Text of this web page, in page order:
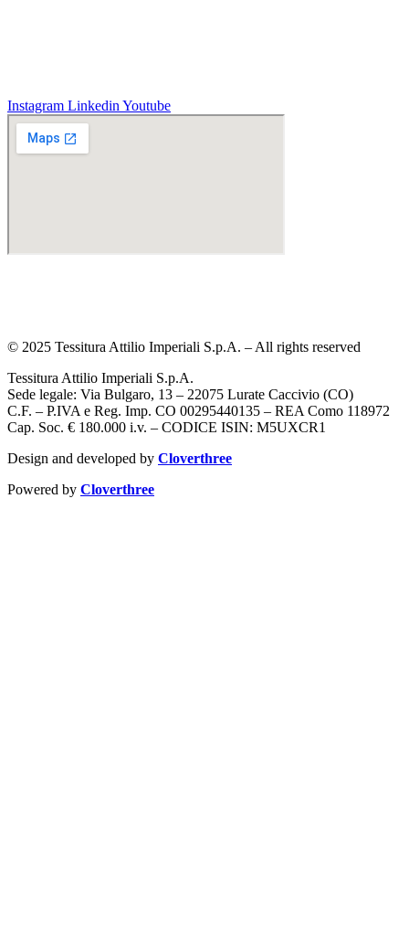
Instagram Linkedin Youtube
© 2025 Tessitura Attilio Imperiali S.p.A. – All rights reserved
Tessitura Attilio Imperiali S.p.A.
Sede legale: Via Bulgaro, 13 – 22075 Lurate Caccivio (CO)
C.F. – P.IVA e Reg. Imp. CO 00295440135 – REA Como 118972
Cap. Soc. € 180.000 i.v. – CODICE ISIN: M5UXCR1
Design and developed by Cloverthree
Powered by Cloverthree